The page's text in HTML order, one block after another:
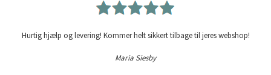
Hurtig hjælp og levering! Kommer helt sikkert tilbage til jeres webshop!
Maria Siesby